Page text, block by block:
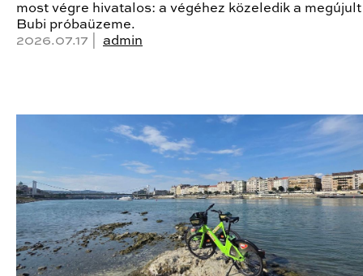
most végre hivatalos: a végéhez közeledik a
Bubi próbaüzeme.
2026.07.17 | admin